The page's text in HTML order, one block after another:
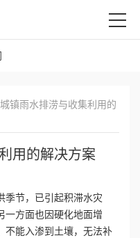
城镇雨水排涝与收集利用的
用的解决方案
季节，已引起积滞水灾
一方面也因硬化地面增
不能入渗到土壤，无法补